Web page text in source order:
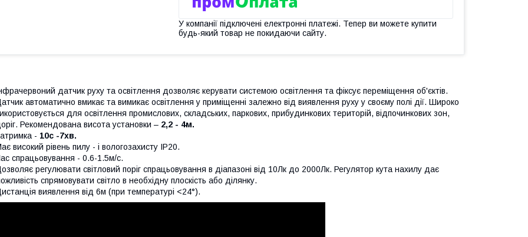
У компанії підключені електронні платежі. Тепер ви можете купити
будь-який товар не покидаючи сайту.
датчик руху та освітлення дозволяє керувати системою освітлення та фіксує переміщення об'єктів.
автоматично вмикає та вимикає освітлення у приміщенні залежно від виявлення руху у своєму полі дії. Широко
для освітлення промислових, складських, паркових, прибудинкових територій, відпочинкових зон,
Рекомендована висота установки – 2,2 - 4м.
- 10с -7хв.
високий рівень пилу - і вологозахисту IP20.
спрацьовування - 0.6-1.5м/с.
регулювати світловий поріг спрацьовування в діапазоні від 10Лк до 2000Лк. Регулятор кута нахилу дає
спрямовувати світло в необхідну плоскість або ділянку.
виявлення від 6м (при температурі <24°).